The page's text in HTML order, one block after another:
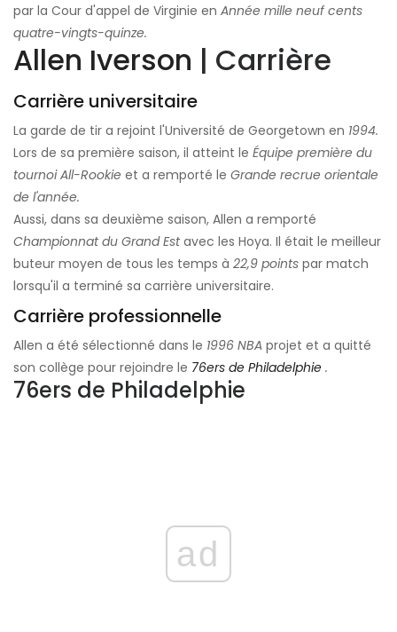
par la Cour d'appel de Virginie en Année mille neuf cents
quatre-vingts-quinze.
Allen Iverson | Carrière
Carrière universitaire
La garde de tir a rejoint l'Université de Georgetown en 1994.
Lors de sa première saison, il atteint le Équipe première du
tournoi All-Rookie et a remporté le Grande recrue orientale
de l'année.
Aussi, dans sa deuxième saison, Allen a remporté
Championnat du Grand Estavec les Hoya. Il était le meilleur
buteur moyen de tous les temps à 22,9 points par match
lorsqu'il a terminé sa carrière universitaire.
Carrière professionnelle
Allen a été sélectionné dans le 1996 NBA projet et a quitté
son collège pour rejoindre le 76ers de Philadelphie .
76ers de Philadelphie
ad